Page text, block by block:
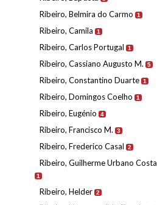
Ribeiro, Belmira do Carmo 1
Ribeiro, Camila 1
Ribeiro, Carlos Portugal 1
Ribeiro, Cassiano Augusto M. 5
Ribeiro, Constantino Duarte 1
Ribeiro, Domingos Coelho 1
Ribeiro, Eugénio 4
Ribeiro, Francisco M. 3
Ribeiro, Frederico Casal 2
Ribeiro, Guilherme Urbano Costa
1
Ribeiro, Helder 2